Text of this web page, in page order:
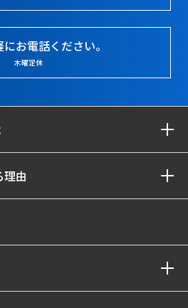
お電話ください。
木曜定休
由